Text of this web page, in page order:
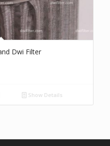
Dwi Filter
Show Details